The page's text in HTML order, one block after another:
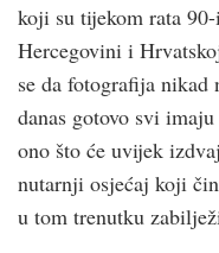
koji su tijekom rata
Hercegovini i
se da fotografija
danas gotovo svi
ono što će uvijek
nutarnji osjećaj koji
u tom trenutku